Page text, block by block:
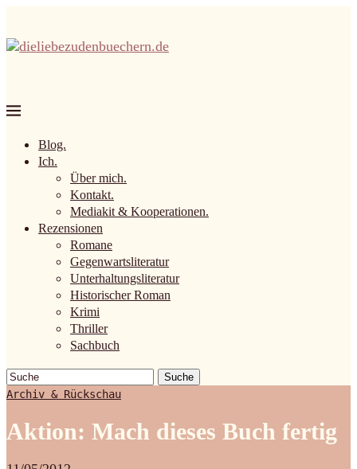
Blog.
Ich.
Über mich.
Kontakt.
Mediakit & Kooperationen.
Rezensionen
Romane
Gegenwartsliteratur
Unterhaltungsliteratur
Historischer Roman
Krimi
Thriller
Sachbuch
Suche
Archiv & Rückschau
Aktion: Mach dieses Buch fertig